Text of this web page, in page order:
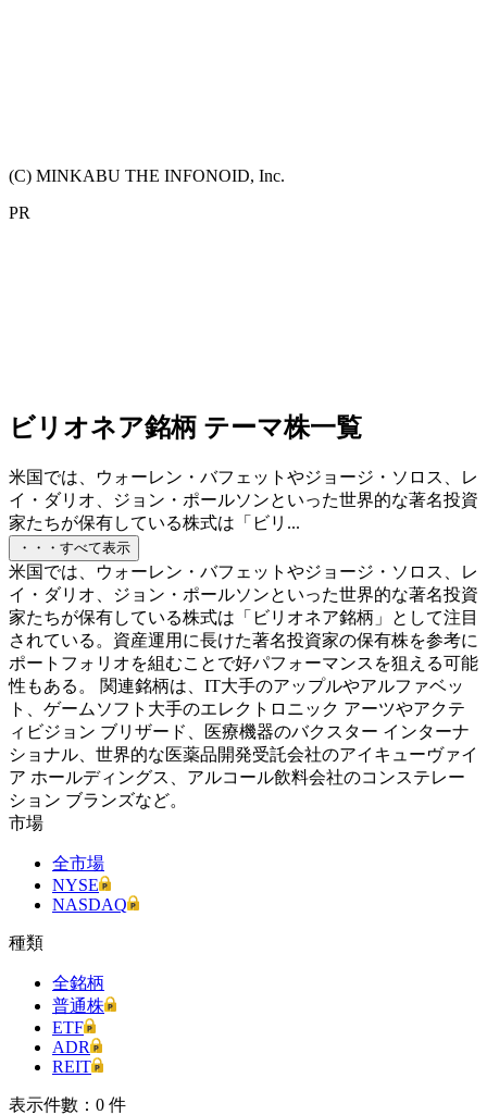
(C) MINKABU THE INFONOID, Inc.
PR
ビリオネア銘柄 テーマ株一覧
米国では、ウォーレン・バフェットやジョージ・ソロス、レ
イ・ダリオ、ジョン・ポールソンといった世界的な著名投資
家たちが保有している株式は「ビリ...
・・・すべて表示
米国では、ウォーレン・バフェットやジョージ・ソロス、レ
イ・ダリオ、ジョン・ポールソンといった世界的な著名投資
家たちが保有している株式は「ビリオネア銘柄」として注目
されている。資産運用に長けた著名投資家の保有株を参考に
ポートフォリオを組むことで好パフォーマンスを狙える可能
性もある。 関連銘柄は、IT大手のアップルやアルファベッ
ト、ゲームソフト大手のエレクトロニック アーツやアクテ
ィビジョン ブリザード、医療機器のバクスター インターナ
ショナル、世界的な医薬品開発受託会社のアイキューヴァイ
ア ホールディングス、アルコール飲料会社のコンステレー
ション ブランズなど。
市場
全市場
NYSE
NASDAQ
種類
全銘柄
普通株
ETF
ADR
REIT
表示件數： 0 件